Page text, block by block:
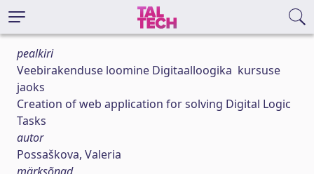
pealkiri
Veebirakenduse loomine Digitaalloogika kursuse
jaoks
Creation of web application for solving Digital Logic
Tasks
autor
Possaškova, Valeria